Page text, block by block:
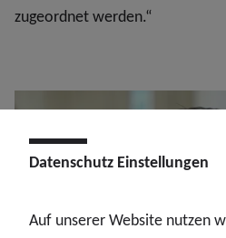
zugeordnet werden.“
Datenschutz Einstellungen
Auf unserer Website nutzen